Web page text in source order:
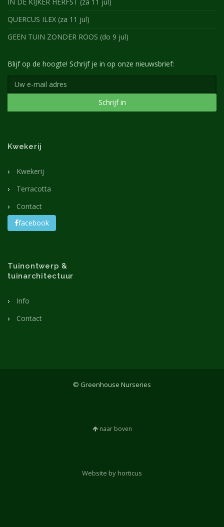
QUERCUS ILEX (za 11 jul)
GEEN TUIN ZONDER ROOS (do 9 jul)
Blijf op de hoogte! Schrijf je in op onze nieuwsbrief:
Schrijf in
Kwekerij
Kwekerij
Terracotta
Contact
facebook
Tuinontwerp &
tuinarchitectuur
Info
Contact
© Greenhouse Nurseries
naar boven
Website by horticus